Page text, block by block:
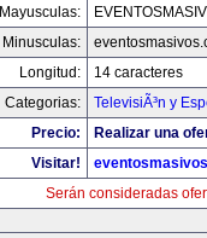
Mayusculas:
Minusculas:
Longitud:
14 caracteres
Categorias:
TelevisiÃ³n y
Precio:
Realizar una
Visitar!
Serán consideradas